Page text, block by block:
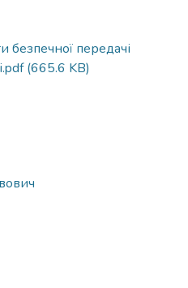
безпечної передачі
(665.6 KB)